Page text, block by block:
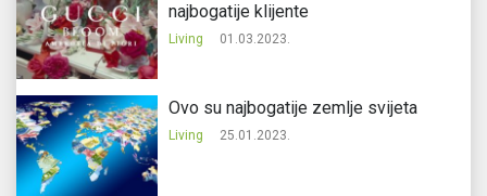
najbogatije klijente
Living 01.03.2023.
Ovo su najbogatije zemlje svijeta
Living 25.01.2023.